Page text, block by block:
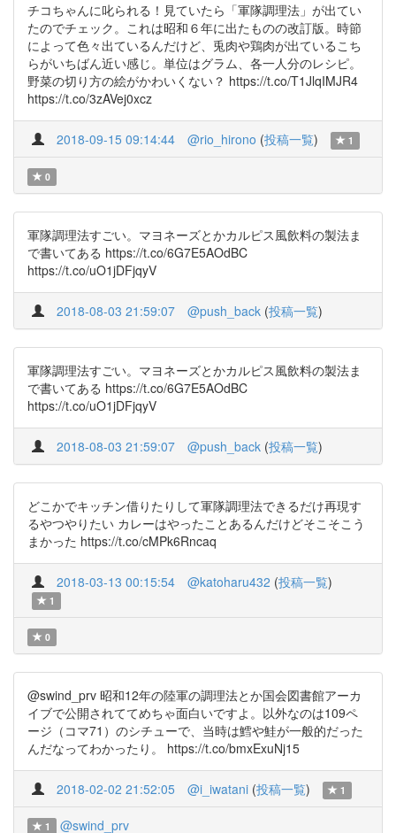
チコちゃんに叱られる！見ていたら「軍隊調理法」が出てい
たのでチェック。これは昭和６年に出たものの改訂版。時節
によって色々出ているんだけど、兎肉や鶏肉が出ているこち
らがいちばん近い感じ。単位はグラム、各一人分のレシピ。
野菜の切り方の絵がかわいくない？ https://t.co/T1JlqIMJR4
https://t.co/3zAVej0xcz
2018-09-15 09:14:44 @rio_hirono (投稿一覧) 1
0
軍隊調理法すごい。マヨネーズとかカルピス風飲料の製法ま
で書いてある https://t.co/6G7E5AOdBC
https://t.co/uO1jDFjqyV
2018-08-03 21:59:07 @push_back (投稿一覧)
軍隊調理法すごい。マヨネーズとかカルピス風飲料の製法ま
で書いてある https://t.co/6G7E5AOdBC
https://t.co/uO1jDFjqyV
2018-08-03 21:59:07 @push_back (投稿一覧)
どこかでキッチン借りたりして軍隊調理法できるだけ再現す
るやつやりたい カレーはやったことあるんだけどそこそこう
まかった https://t.co/cMPk6Rncaq
2018-03-13 00:15:54 @katoharu432 (投稿一覧)
1
0
@swind_prv 昭和12年の陸軍の調理法とか国会図書館アーカ
イブで公開されててめちゃ面白いですよ。以外なのは109ペ
ージ（コマ71）のシチューで、当時は鱈や鮭が一般的だった
んだなってわかったり。 https://t.co/bmxExuNj15
2018-02-02 21:52:05 @i_iwatani (投稿一覧) 1
1 @swind_prv